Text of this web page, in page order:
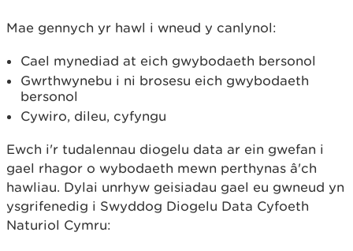
Mae gennych yr hawl i wneud y canlynol:
Cael mynediad at eich gwybodaeth bersonol
Gwrthwynebu i ni brosesu eich gwybodaeth
bersonol
Cywiro, dileu, cyfyngu
Ewch i'r tudalennau diogelu data ar ein gwefan i
gael rhagor o wybodaeth mewn perthynas â'ch
hawliau. Dylai unrhyw geisiadau gael eu gwneud yn
ysgrifenedig i Swyddog Diogelu Data Cyfoeth
Naturiol Cymru: